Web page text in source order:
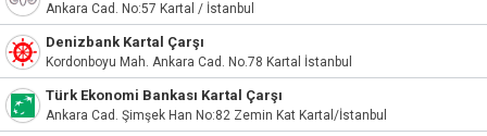
Ankara Cad. No:57 Kartal / İstanbul
Denizbank Kartal Çarşı
Kordonboyu Mah. Ankara Cad. No.78 Kartal İstanbul
Türk Ekonomi Bankası Kartal Çarşı
Ankara Cad. Şimşek Han No:82 Zemin Kat Kartal/İstanbul